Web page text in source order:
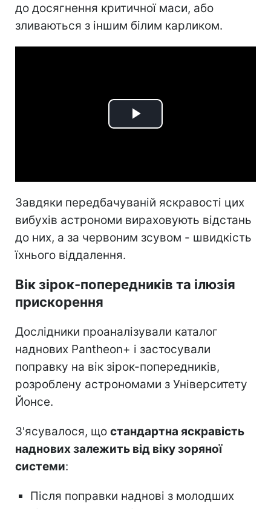
до досягнення критичної маси, або
зливаються з іншим білим карликом.
Play
Завдяки передбачуваній яскравості цих
вибухів астрономи вираховують відстань
до них, а за червоним зсувом - швидкість
їхнього віддалення.
Вік зірок-попередників та ілюзія
прискорення
Дослідники проаналізували каталог
наднових Pantheon+ і застосували
поправку на вік зірок-попередників,
розроблену астрономами з Університету
Йонсе.
З'ясувалося, що стандартна яскравість
наднових залежить від віку зоряної
системи:
Після поправки наднові з молодших